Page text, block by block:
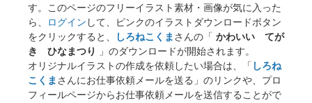
す。このページのフリーイラスト素材・画像が気に入った
ら、
ログイン して、ピンクのイラストダウンロードボタン
をクリックすると、
しろねこくまさんの「 かわいい てが
き ひなまつり
」のダウンロードが開始されます。
オリジナルイラストの作成を依頼したい場合は、「 しろね
こくまさんにお仕事依頼メールを送る」のリンクや、プロ
フィールページからお仕事依頼メールを送信することがで